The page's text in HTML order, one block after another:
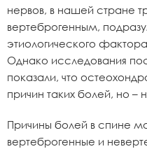
нервов, в нашей стране
вертеброгенным,
этиологического
Однако исследования
показали, что
причин таких болей, но –
Причины болей в спине
вертеброгенные и